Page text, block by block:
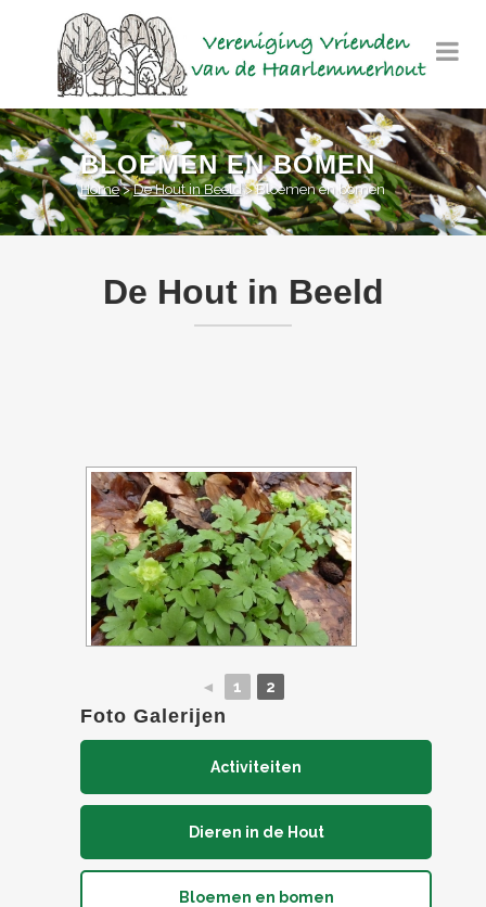
BLOEMEN EN BOMEN
Home>De Hout in Beeld>Bloemen en bomen
De Hout in Beeld
◄ 1 2
Foto Galerijen
Activiteiten
Dieren in de Hout
Bloemen en bomen